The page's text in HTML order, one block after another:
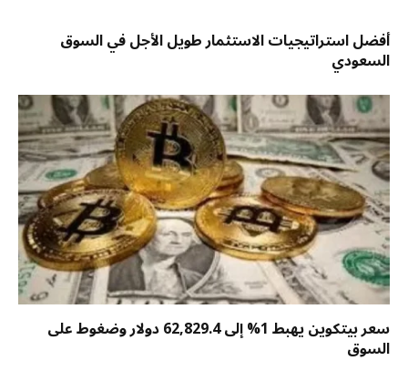
أفضل استراتيجيات الاستثمار طويل الأجل في السوق
السعودي
سعر بيتكوين يهبط 1% إلى 62,829.4 دولار وضغوط على
السوق